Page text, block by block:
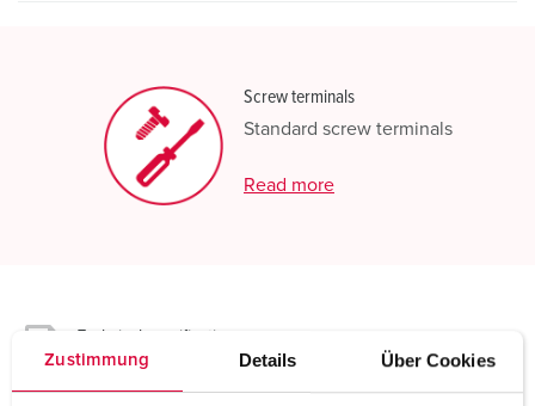
Zustimmung Details Über Cookies
Screw terminals
Standard screw terminals
Read more
Technical specifications
Plug PowerTOP 3810